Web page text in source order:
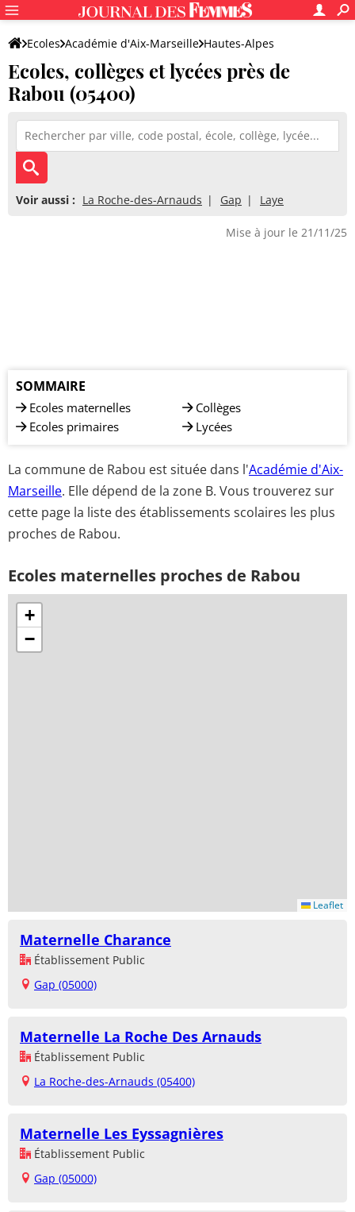
Ecoles Académie d'Aix-Marseille Hautes-Alpes
Ecoles, collèges et lycées près de
Rabou (05400)
Voir aussi : La Roche-des-Arnauds Gap Laye
Mise à jour le 21/11/25
SOMMAIRE
Ecoles maternelles
Ecoles primaires
Collèges
Lycées
La commune de Rabou est située dans l'Académie d'Aix-
Marseille. Elle dépend de la zone B. Vous trouverez sur
cette page la liste des établissements scolaires les plus
proches de Rabou.
Ecoles maternelles proches de Rabou
+
−
Leaflet
Maternelle Charance
Établissement Public
Gap (05000)
Maternelle La Roche Des Arnauds
Établissement Public
La Roche-des-Arnauds (05400)
Maternelle Les Eyssagnières
Établissement Public
Gap (05000)